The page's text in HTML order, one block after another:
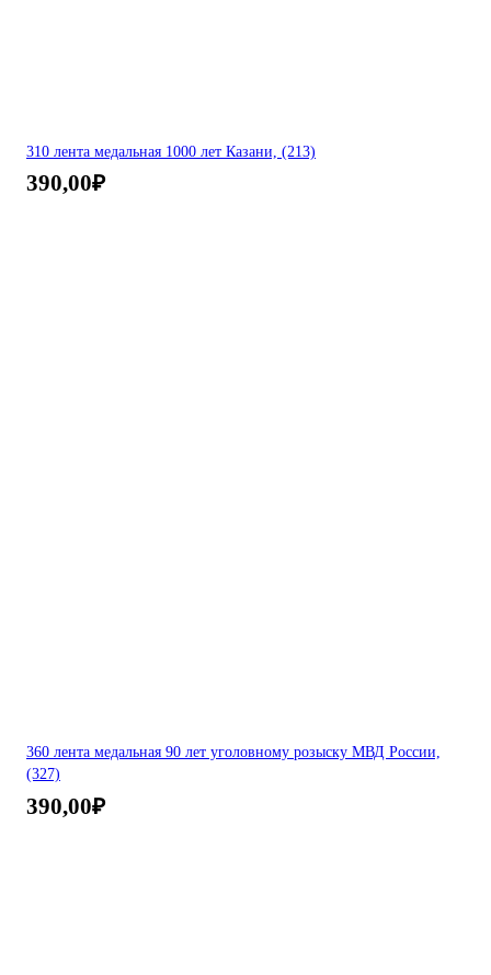
310 лента медальная 1000 лет Казани, (213)
390,00₽
360 лента медальная 90 лет уголовному розыску МВД России,
(327)
390,00₽